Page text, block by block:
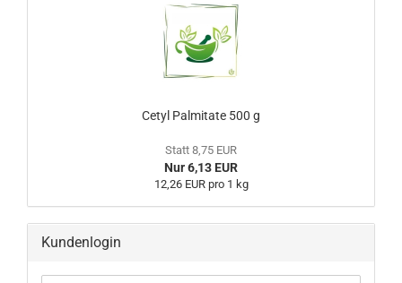
Cetyl Palmitate 500 g
Statt 8,75 EUR
Nur 6,13 EUR
12,26 EUR pro 1 kg
Kundenlogin